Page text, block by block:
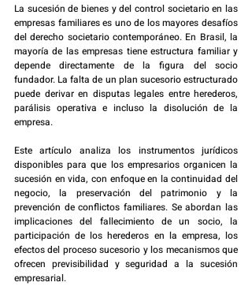
La sucesión de bienes y del control societario en las
empresas familiares es uno de los mayores desafíos
del derecho societario contemporáneo. En Brasil, la
mayoría de las empresas tiene estructura familiar y
depende directamente de la figura del socio
fundador. La falta de un plan sucesorio estructurado
puede derivar en disputas legales entre herederos,
parálisis operativa e incluso la disolución de la
empresa.
Este artículo analiza los instrumentos jurídicos
disponibles para que los empresarios organicen la
sucesión en vida, con enfoque en la continuidad del
negocio, la preservación del patrimonio y la
prevención de conflictos familiares. Se abordan las
implicaciones del fallecimiento de un socio, la
participación de los herederos en la empresa, los
efectos del proceso sucesorio y los mecanismos que
ofrecen previsibilidad y seguridad a la sucesión
empresarial.